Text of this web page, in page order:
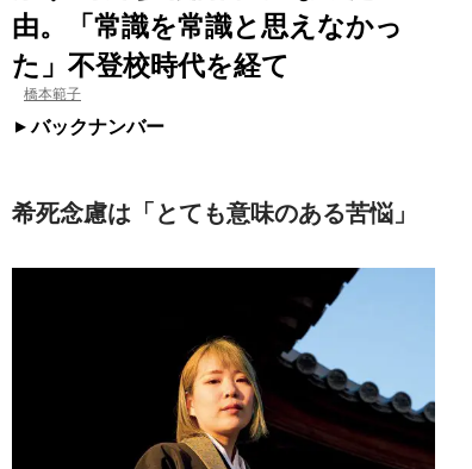
由。「常識を常識と思えなかっ
た」不登校時代を経て
橋本範子
バックナンバー
希死念慮は「とても意味のある苦悩」